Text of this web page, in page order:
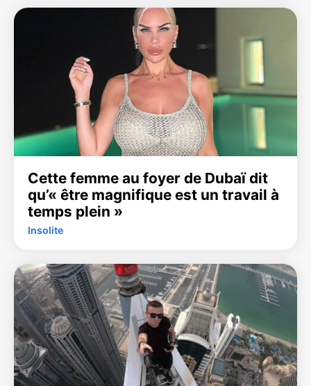
Cette femme au foyer de Dubaï dit
qu’« être magnifique est un travail à
temps plein »
Insolite